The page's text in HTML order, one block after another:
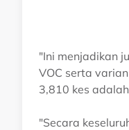
"Ini menjadikan
VOC serta
3,810 kes
"Secara